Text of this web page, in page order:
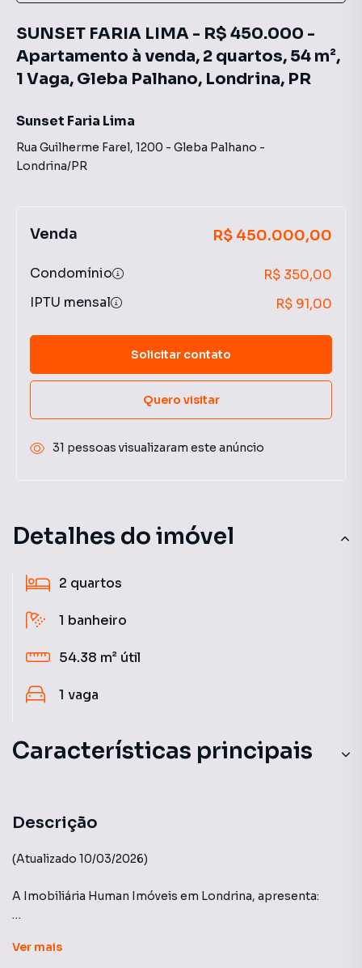
Detalhes do imóvel
2 quartos
1 banheiro
54.38 m² útil
1 vaga
Características principais
Andar Alto
Aceita Pet
Churrasqueira
Descrição
(Atualizado 10/03/2026)
A Imobiliária Human Imóveis em Londrina, apresenta:
Ver mais
SUNSET FARIA LIMA - R$ 450.000 -
Apartamento à venda, 2 quartos, 54 m²,
1 Vaga, Gleba Palhano, Londrina, PR
Sunset Faria Lima
Rua Guilherme Farel, 1200 - Gleba Palhano -
Londrina/PR
Venda R$ 450.000,00
Condomínio
R$ 350,00
IPTU mensal
R$ 91,00
Solicitar contato
Quero visitar
31 pessoas visualizaram este anúncio